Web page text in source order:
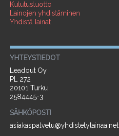
Kulutusluotto
Lainojen yhdistäminen
Yhdistä lainat
YHTEYSTIEDOT
Leadout Oy
PL 272
20101 Turku
2584445-3
SÄHKÖPOSTI
asiakaspalvelu@yhdistelylainaa.net